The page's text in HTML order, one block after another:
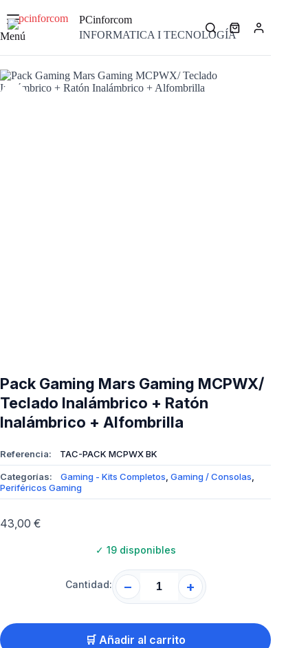
contenido
Menú
PCinforcom
INFORMATICA I TECNOLOGÍACarro
compra
Pack Gaming Mars Gaming MCPWX/
Teclado Inalámbrico + Ratón
Inalámbrico + Alfombrilla
Referencia: TAC-PACK MCPWX BK
Categorías: Gaming - Kits Completos, Gaming / Consolas,
Periféricos Gaming
43,00 €
✓ 19 disponibles
Cantidad: − +
🛒 Añadir al carrito